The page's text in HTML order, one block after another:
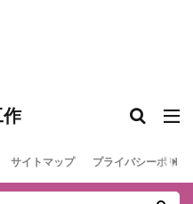
サイトマップ プライバシーポリシ